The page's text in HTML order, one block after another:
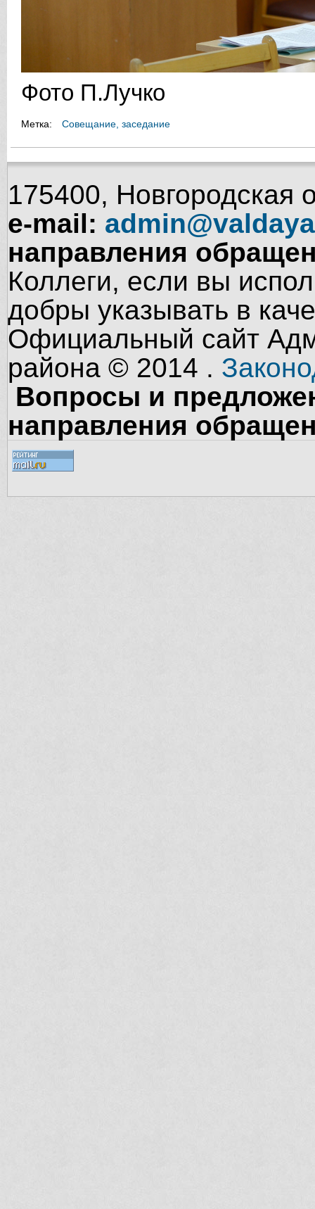
Фото П.Лучко
Метка: Совещание, заседание
175400, Новгородская
e-mail:
направления
Коллеги, если вы
добры указывать в
Официальный сайт
района © 2014 .
Вопросы и
направления